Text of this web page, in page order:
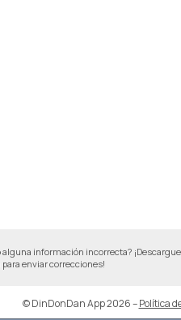
alguna información incorrecta?
para enviar correcciones!
© DinDonDan App 2026– Política